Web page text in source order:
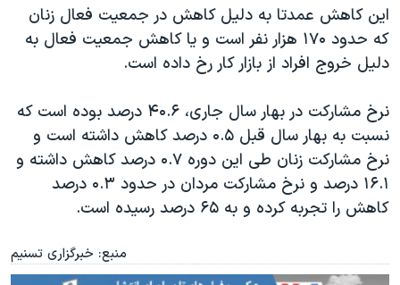
این کاهش عمدتا به دلیل کاهش در جمعیت فعال زنان
که حدود ۱۷۰ هزار نفر است و یا کاهش جمعیت فعال به
دلیل خروج افراد از بازار کار رخ داده است.
نرخ مشارکت در بهار سال جاری، ۴۰.۶ درصد بوده است که
نسبت به بهار سال قبل ۰.۵ درصد کاهش داشته است و
نرخ مشارکت زنان طی این دوره ۰.۷ درصد کاهش داشته و
۱۶.۱ درصد و نرخ مشارکت مردان در حدود ۰.۳ درصد
کاهش را تجربه کرده و به ۶۵ درصد رسیده است.
منبع: خبرگزاری تسنیم